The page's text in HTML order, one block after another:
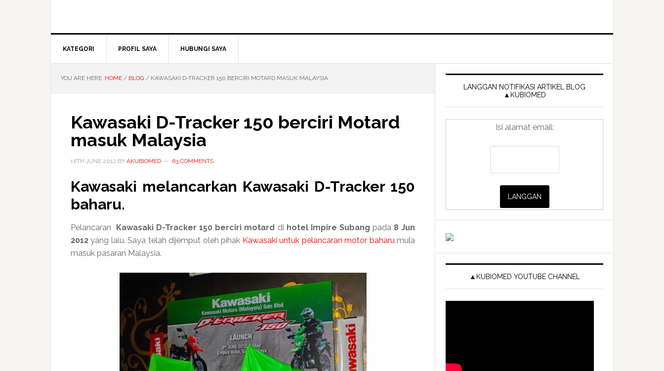
KATEGORI PROFIL SAYA HUBUNGI SAYA
YOU ARE HERE: HOME / BLOG / KAWASAKI D-TRACKER 150 BERCIRI MOTARD MASUK MALAYSIA
Kawasaki D-Tracker 150 berciri Motard
masuk Malaysia
16TH JUNE 2012 BY AKUBIOMED 63 COMMENTS
Kawasaki melancarkan Kawasaki D-Tracker 150
baharu.
Pelancaran Kawasaki D-Tracker 150 berciri motard di hotel Impire Subang pada 8 Jun
2012 yang lalu. Saya telah dijemput oleh pihak Kawasaki untuk pelancaran motor baharumula
masuk pasaran Malaysia.
Primary
SidebarLANGGAN NOTIFIKASI ARTIKEL BLOG
▲KUBIOMED
Isi alamat email:
▲KUBIOMED YOUTUBE CHANNEL